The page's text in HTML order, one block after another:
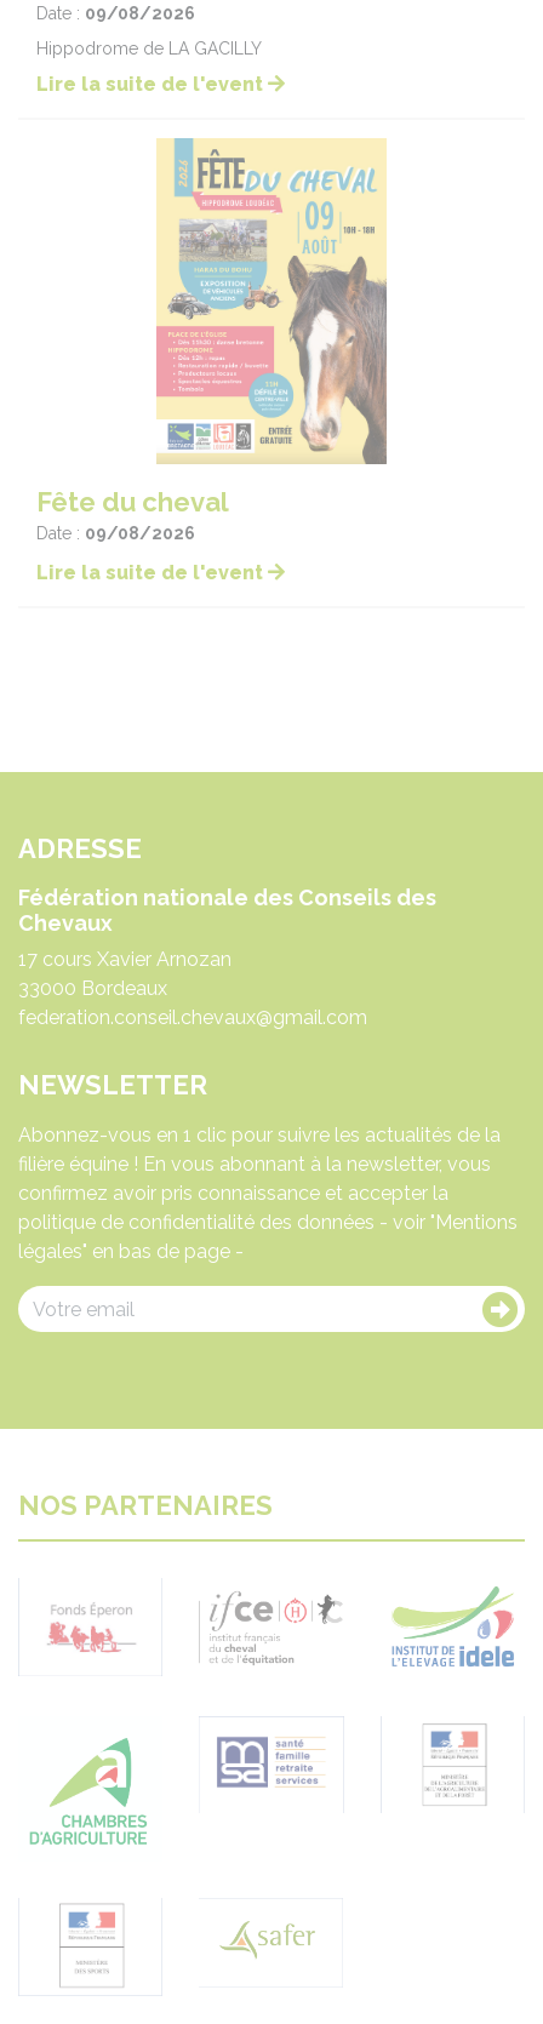
Date : 09/08/2026
Hippodrome de LA GACILLY
Lire la suite de l'event
Fête du cheval
Date : 09/08/2026
Lire la suite de l'event
ADRESSE
Fédération nationale des Conseils des
Chevaux
17 cours Xavier Arnozan
33000 Bordeaux
federation.conseil.chevaux@gmail.com
NEWSLETTER
Abonnez-vous en 1 clic pour suivre les actualités de la
filière équine ! En vous abonnant à la newsletter, vous
confirmez avoir pris connaissance et accepter la
politique de confidentialité des données - voir "Mentions
légales" en bas de page -
NOS PARTENAIRES